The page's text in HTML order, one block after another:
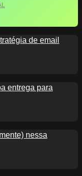
de email
entrega para
nessa